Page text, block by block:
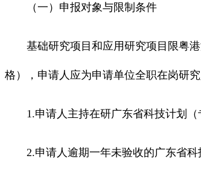
（一）申报对象与限制条件
基础研究项目和应用研究项目限粤港
格），申请人应为申请单位全职在岗研
1.申请人主持在研广东省科技计划（
2.申请人逾期一年未验收的广东省科